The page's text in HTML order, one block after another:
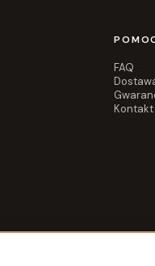
FAQ
Kontakt